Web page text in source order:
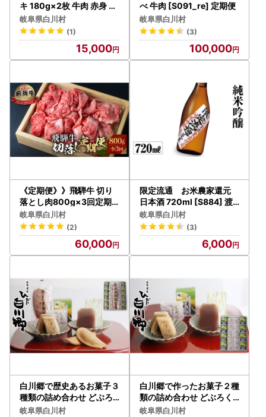
キ 180g×2枚 牛肉 赤身 ス
テーキ [S333]
岐阜県白川村
(1)
15,000
べ 牛肉 [S091_re] 定期便
岐阜県白川村
(3)
100,000
《定期便》》飛騨牛 切り
落とし肉800g×3回定期
便 [S527]
岐阜県白川村
(2)
60,000
限定流通 お米農家還元
日本酒 720ml [S884] 渡
辺酒造店 日本酒
岐阜県白川村
(3)
6,000
白川郷で歴史あるお菓子３
種類の詰め合わせ どぶろ
く 風味 お茶菓子 [S010]
岐阜県白川村
白川郷で作ったお菓子２種
類の詰め合わせ どぶろく
風味 お茶菓子 [S011]
岐阜県白川村